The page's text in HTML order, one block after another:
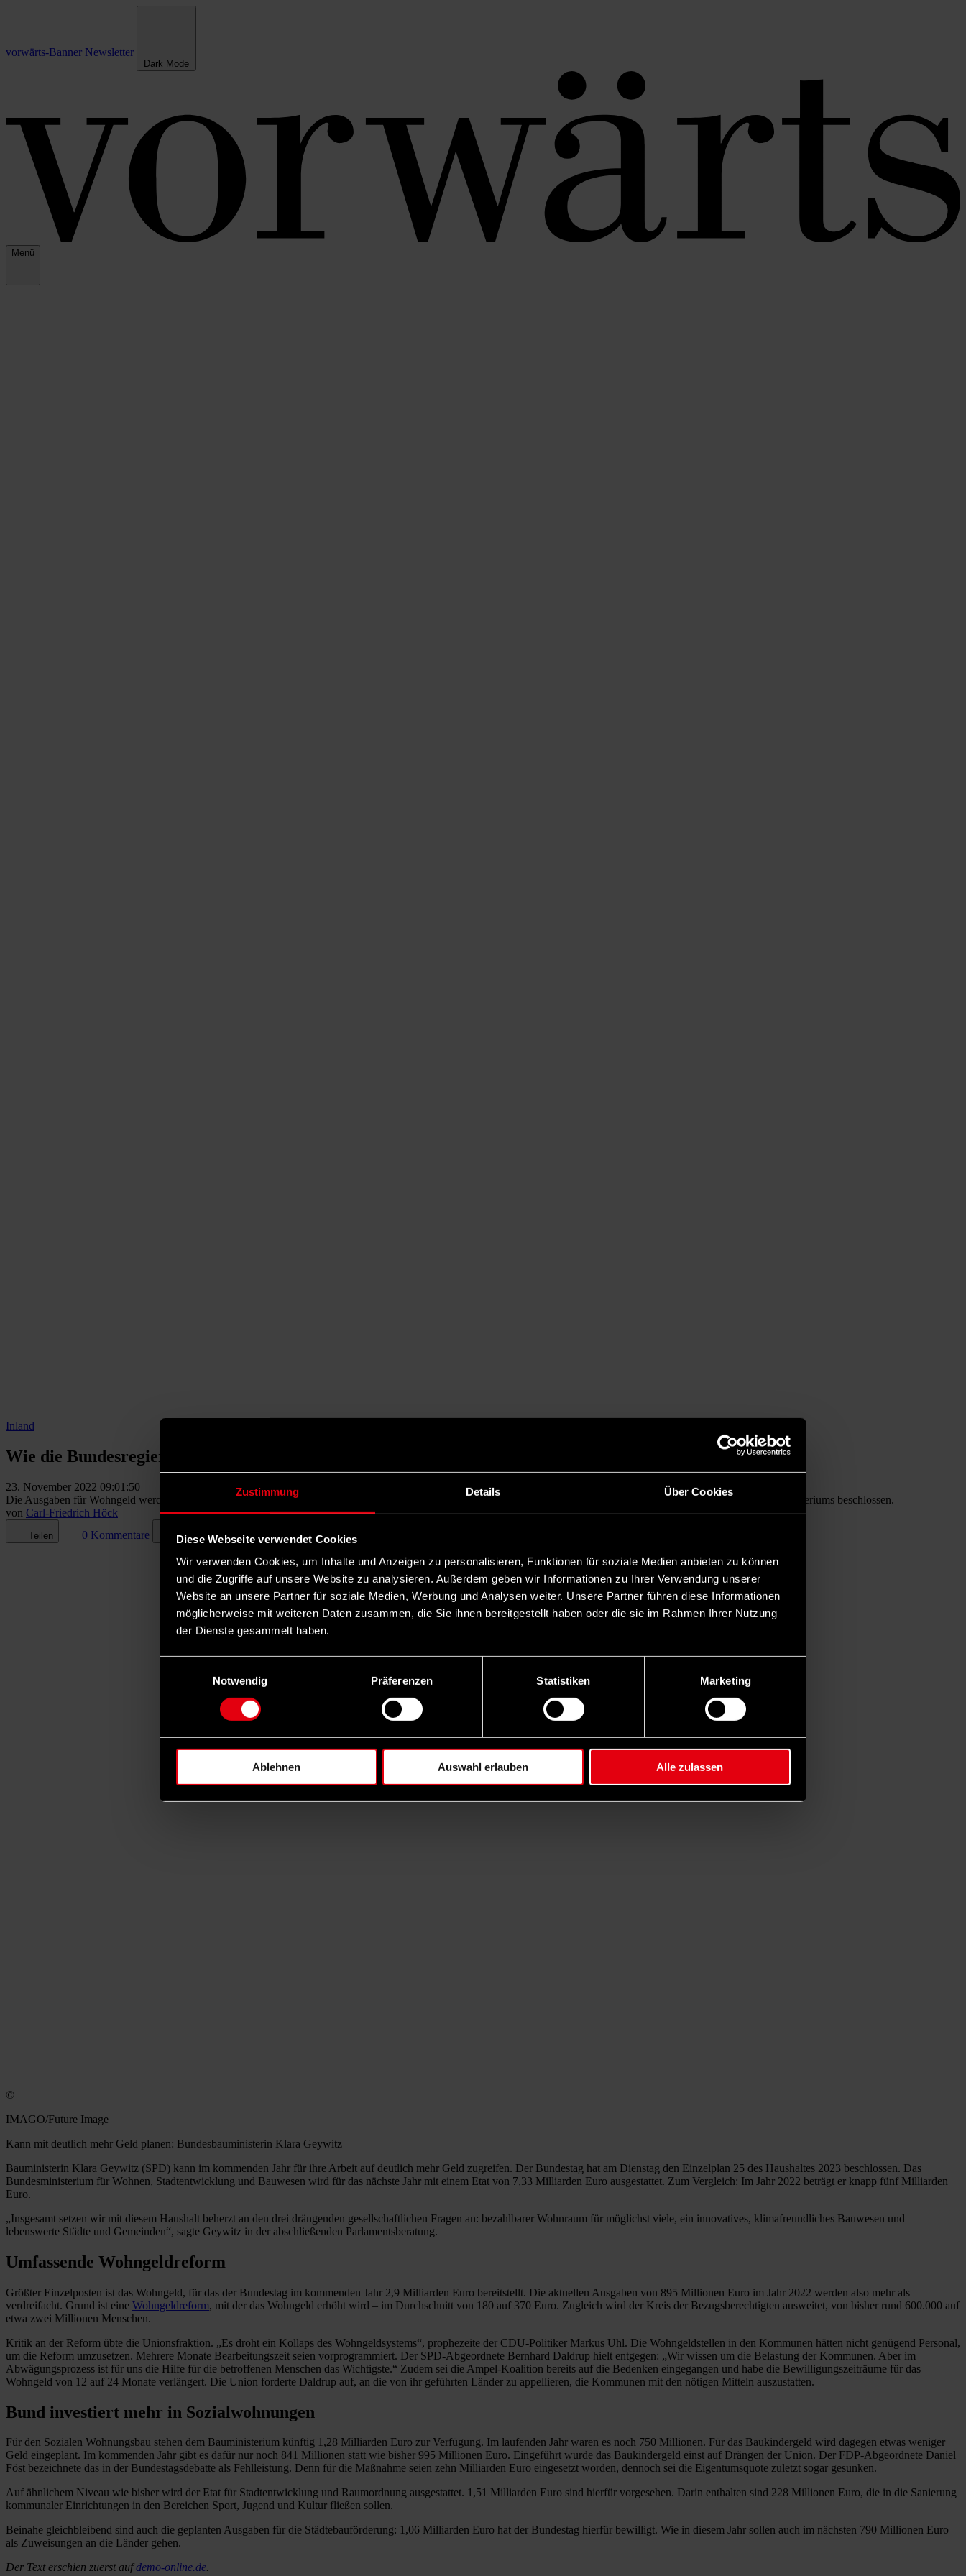
Zustimmung Details Über Cookies
Diese Webseite verwendet Cookies
Wir verwenden Cookies, um Inhalte und Anzeigen zu personalisieren, Funktionen für soziale Medien anbieten zu können
und die Zugriffe auf unsere Website zu analysieren. Außerdem geben wir Informationen zu Ihrer Verwendung unserer
Website an unsere Partner für soziale Medien, Werbung und Analysen weiter. Unsere Partner führen diese Informationen
möglicherweise mit weiteren Daten zusammen, die Sie ihnen bereitgestellt haben oder die sie im Rahmen Ihrer Nutzung
der Dienste gesammelt haben.
Notwendig
Präferenzen Statistiken Marketing
Ablehnen Auswahl erlauben Alle zulassen
vorwärts-Banner Newsletter
Dark Mode
Menü
Inland
Wie die Bundesregierung ins Bauen und Wohnen investiert
23. November 2022 09:01:50
Die Ausgaben für Wohngeld werden verdreifacht und auch für den Sozialen Wohnungsbau gibt der Bund deutlich mehr Geld: Der Bundestag hat den Etat des Bundesbauministeriums beschlossen.
von Carl-Friedrich Höck
Teilen 0 Kommentare Dark Mode
©
IMAGO/Future Image
Kann mit deutlich mehr Geld planen: Bundesbauministerin Klara Geywitz
Bauministerin Klara Geywitz (SPD) kann im kommenden Jahr für ihre Arbeit auf deutlich mehr Geld zugreifen. Der Bundestag hat am Dienstag den Einzelplan 25 des Haushaltes 2023 beschlossen. Das
Bundesministerium für Wohnen, Stadtentwicklung und Bauwesen wird für das nächste Jahr mit einem Etat von 7,33 Milliarden Euro ausgestattet. Zum Vergleich: Im Jahr 2022 beträgt er knapp fünf Milliarden
Euro.
„Insgesamt setzen wir mit diesem Haushalt beherzt an den drei drängenden gesellschaftlichen Fragen an: bezahlbarer Wohnraum für möglichst viele, ein innovatives, klimafreundliches Bauwesen und
lebenswerte Städte und Gemeinden“, sagte Geywitz in der abschließenden Parlamentsberatung.
Umfassende Wohngeldreform
Größter Einzelposten ist das Wohngeld, für das der Bundestag im kommenden Jahr 2,9 Milliarden Euro bereitstellt. Die aktuellen Ausgaben von 895 Millionen Euro im Jahr 2022 werden also mehr als
verdreifacht. Grund ist eine Wohngeldreform, mit der das Wohngeld erhöht wird – im Durchschnitt von 180 auf 370 Euro. Zugleich wird der Kreis der Bezugsberechtigten ausweitet, von bisher rund 600.000 auf
etwa zwei Millionen Menschen.
Kritik an der Reform übte die Unionsfraktion. „Es droht ein Kollaps des Wohngeldsystems“, prophezeite der CDU-Politiker Markus Uhl. Die Wohngeldstellen in den Kommunen hätten nicht genügend Personal,
um die Reform umzusetzen. Mehrere Monate Bearbeitungszeit seien vorprogrammiert. Der SPD-Abgeordnete Bernhard Daldrup hielt entgegen: „Wir wissen um die Belastung der Kommunen. Aber im
Abwägungsprozess ist für uns die Hilfe für die betroffenen Menschen das Wichtigste.“ Zudem sei die Ampel-Koalition bereits auf die Bedenken eingegangen und habe die Bewilligungszeiträume für das
Wohngeld von 12 auf 24 Monate verlängert. Die Union forderte Daldrup auf, an die von ihr geführten Länder zu appellieren, die Kommunen mit den nötigen Mitteln auszustatten.
Bund investiert mehr in Sozialwohnungen
Für den Sozialen Wohnungsbau stehen dem Bauministerium künftig 1,28 Milliarden Euro zur Verfügung. Im laufenden Jahr waren es noch 750 Millionen. Für das Baukindergeld wird dagegen etwas weniger
Geld eingeplant. Im kommenden Jahr gibt es dafür nur noch 841 Millionen statt wie bisher 995 Millionen Euro. Eingeführt wurde das Baukindergeld einst auf Drängen der Union. Der FDP-Abgeordnete Daniel
Föst bezeichnete das in der Bundestagsdebatte als Fehlleistung. Denn für die Maßnahme seien zehn Milliarden Euro eingesetzt worden, dennoch sei die Eigentumsquote zuletzt sogar gesunken.
Auf ähnlichem Niveau wie bisher wird der Etat für Stadtentwicklung und Raumordnung ausgestattet. 1,51 Milliarden Euro sind hierfür vorgesehen. Darin enthalten sind 228 Millionen Euro, die in die Sanierung
kommunaler Einrichtungen in den Bereichen Sport, Jugend und Kultur fließen sollen.
Beinahe gleichbleibend sind auch die geplanten Ausgaben für die Städtebauförderung: 1,06 Milliarden Euro hat der Bundestag hierfür bewilligt. Wie in diesem Jahr sollen auch im nächsten 790 Millionen Euro
als Zuweisungen an die Länder gehen.
Der Text erschien zuerst aufdemo-online.de.